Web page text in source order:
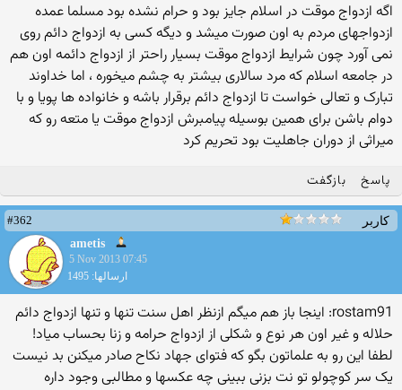
اگه ازدواج موقت در اسلام جایز بود و حرام نشده بود مسلما عمده
ازدواجهای مردم به اون صورت میشد و دیگه کسی به ازدواج دائم روی
نمی آورد چون شرایط ازدواج موقت بسیار راحتر از ازدواج دائمه اون هم
در جامعه اسلام که مرد سالاری بیشتر به چشم میخوره ، اما خداوند
تبارک و تعالی خواست تا ازدواج دائم برقرار باشه و خانواده ها پویا و با
دوام باشن برای همین بوسیله پیامبرش ازدواج موقت یا متعه رو که
میراثی از دوران جاهلیت بود تحریم کرد
پاسخ بازگفت
کاربر
#362
ametis
5 Nov 2013 07:45
ارسالها: 1495
rostam91: اینجا باز هم میگم ازنظر اهل سنت تنها و تنها ازدواج دائم
حلاله و غیر اون هر نوع و شکلی از ازدواج حرامه و زنا بحساب میاد!
لطفا این رو به علماتون بگو که فتوای جهاد نکاح صادر میکنن بد نیست
یک سر کوچولو تو نت بزنی ببینی چه عکسها و مطالبی وجود داره